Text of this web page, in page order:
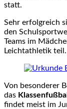
statt.
Sehr erfolgreich
den
Teams im
Leichtathletik teil.
Von besonderer
das
findet meist im